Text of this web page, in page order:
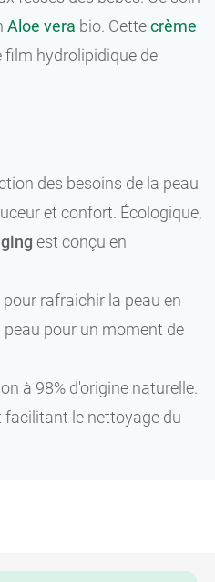
Aloe vera bio. Cettecrème
film hydrolipidique de
des besoins de la peau
et confort. Écologique,
est conçu en
rafraichir la peau en
pour un moment de
à 98% d'origine naturelle.
facilitant le nettoyage du